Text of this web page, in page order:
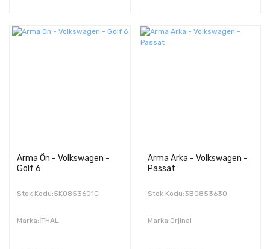
Arma Ön - Volkswagen -
Golf 6
Stok Kodu:5K0853601C
Marka:İTHAL
Arma Arka - Volkswagen -
Passat
Stok Kodu:3B0853630
Marka:Orjinal